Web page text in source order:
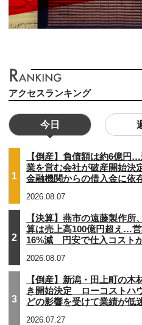
アクセスランキング
今日
1
【倒産】負債額は約6億円
業を営む会社が破産開始
金融機関からの借入金に依
2026.08.07
2
【決算】燕市の遠藤製作所
算は売上高100億円超え…
16%減 円安で仕入コスト
2026.08.07
3
【倒産】新潟・田上町の木
き開始決定 ローコストハ
どの影響を受けて業績が
2026.07.27